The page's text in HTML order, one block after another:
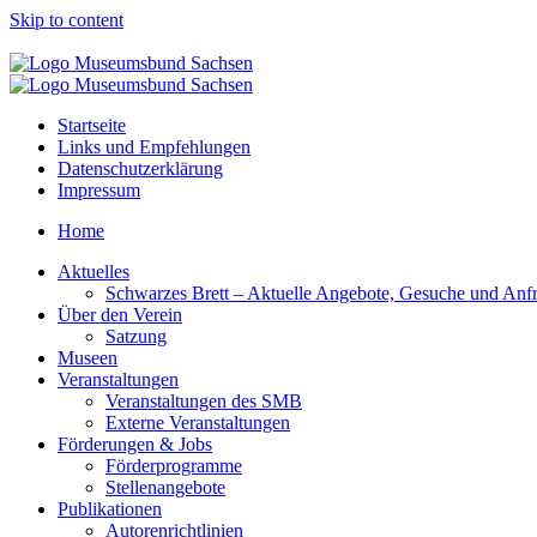
Skip to content
Startseite
Links und Empfehlungen
Datenschutzerklärung
Impressum
Home
Aktuelles
Schwarzes Brett – Aktuelle Angebote, Gesuche und
Über den Verein
Satzung
Museen
Veranstaltungen
Veranstaltungen des SMB
Externe Veranstaltungen
Förderungen & Jobs
Förderprogramme
Stellenangebote
Publikationen
Autorenrichtlinien